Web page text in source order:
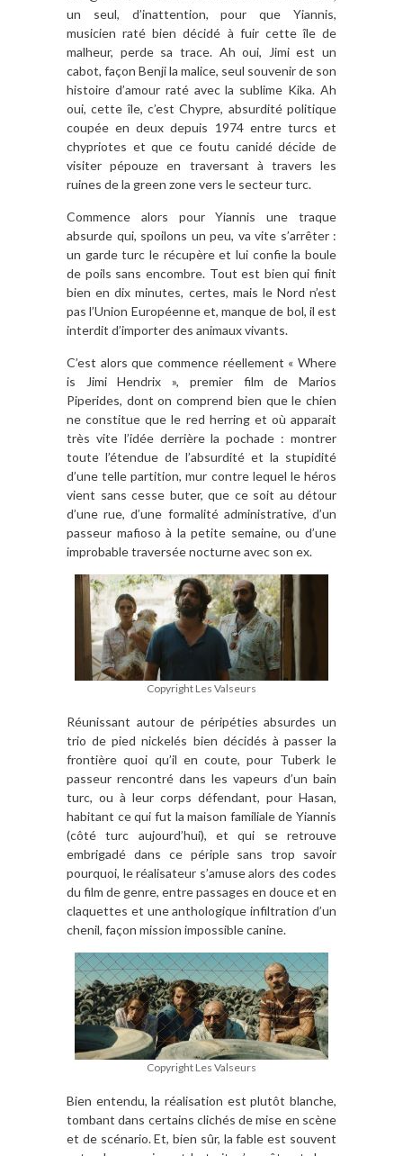
un seul, d’inattention, pour que Yiannis,
musicien raté bien décidé à fuir cette île de
malheur, perde sa trace. Ah oui, Jimi est un
cabot, façon Benji la malice, seul souvenir de son
histoire d’amour raté avec la sublime Kika. Ah
oui, cette île, c’est Chypre, absurdité politique
coupée en deux depuis 1974 entre turcs et
chypriotes et que ce foutu canidé décide de
visiter pépouze en traversant à travers les
ruines de la green zone vers le secteur turc.
Commence alors pour Yiannis une traque
absurde qui, spoilons un peu, va vite s’arrêter :
un garde turc le récupère et lui confie la boule
de poils sans encombre. Tout est bien qui finit
bien en dix minutes, certes, mais le Nord n’est
pas l’Union Européenne et, manque de bol, il est
interdit d’importer des animaux vivants.
C’est alors que commence réellement « Where
is Jimi Hendrix », premier film de Marios
Piperides, dont on comprend bien que le chien
ne constitue que le red herring et où apparait
très vite l’idée derrière la pochade : montrer
toute l’étendue de l’absurdité et la stupidité
d’une telle partition, mur contre lequel le héros
vient sans cesse buter, que ce soit au détour
d’une rue, d’une formalité administrative, d’un
passeur mafioso à la petite semaine, ou d’une
improbable traversée nocturne avec son ex.
Copyright Les Valseurs
Réunissant autour de péripéties absurdes un
trio de pied nickelés bien décidés à passer la
frontière quoi qu’il en coute, pour Tuberk le
passeur rencontré dans les vapeurs d’un bain
turc, ou à leur corps défendant, pour Hasan,
habitant ce qui fut la maison familiale de Yiannis
(côté turc aujourd’hui), et qui se retrouve
embrigadé dans ce périple sans trop savoir
pourquoi, le réalisateur s’amuse alors des codes
du film de genre, entre passages en douce et en
claquettes et une anthologique infiltration d’un
chenil, façon mission impossible canine.
Copyright Les Valseurs
Bien entendu, la réalisation est plutôt blanche,
tombant dans certains clichés de mise en scène
et de scénario. Et, bien sûr, la fable est souvent